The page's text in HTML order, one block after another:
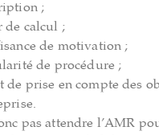
;
de calcul ;
de motivation ;
de procédure ;
de prise en compte des
pas attendre l’AMR